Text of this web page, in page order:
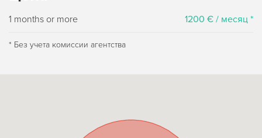
1 months or more 1200 € / месяц *
* Без учета комиссии агентства